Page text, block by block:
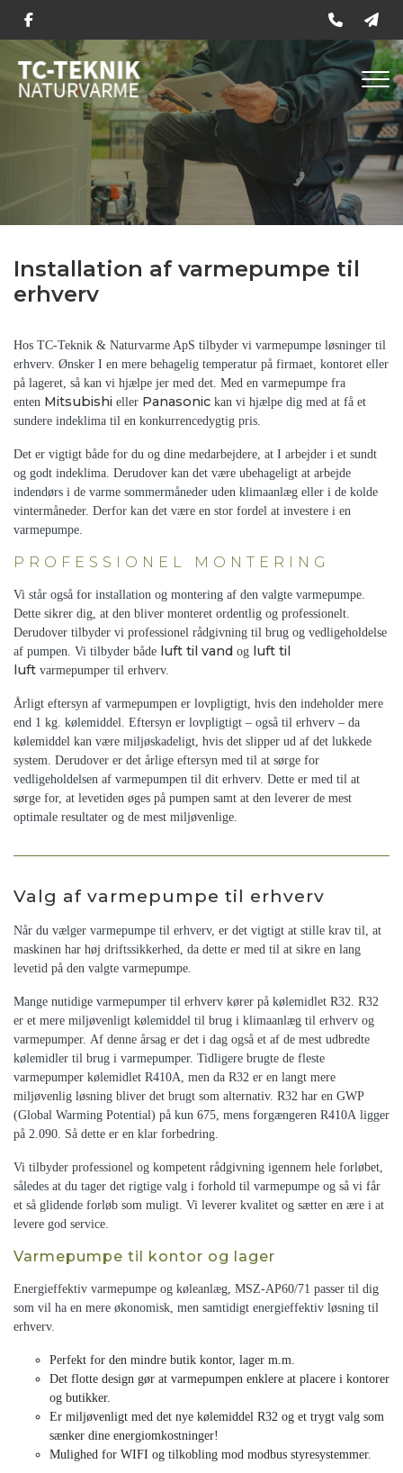
hovedindhold
Installation af varmepumpe til
erhverv
Hos TC-Teknik & Naturvarme ApS tilbyder vi varmepumpe løsninger til
erhverv. Ønsker I en mere behagelig temperatur på firmaet, kontoret eller
på lageret, så kan vi hjælpe jer med det. Med en varmepumpe fra
enten Mitsubishi eller Panasonic kan vi hjælpe dig med at få et
sundere indeklima til en konkurrencedygtig pris.
Det er vigtigt både for du og dine medarbejdere, at I arbejder i et sundt
og godt indeklima. Derudover kan det være ubehageligt at arbejde
indendørs i de varme sommermåneder uden klimaanlæg eller i de kolde
vintermåneder. Derfor kan det være en stor fordel at investere i en
varmepumpe.
PROFESSIONEL MONTERING
Vi står også for installation og montering af den valgte varmepumpe.
Dette sikrer dig, at den bliver monteret ordentlig og professionelt.
Derudover tilbyder vi professionel rådgivning til brug og vedligeholdelse
af pumpen. Vi tilbyder både luft til vand og luft til
luft varmepumper til erhverv.
Årligt eftersyn af varmepumpen er lovpligtigt, hvis den indeholder mere
end 1 kg. kølemiddel. Eftersyn er lovpligtigt – også til erhverv – da
kølemiddel kan være miljøskadeligt, hvis det slipper ud af det lukkede
system. Derudover er det årlige eftersyn med til at sørge for
vedligeholdelsen af varmepumpen til dit erhverv. Dette er med til at
sørge for, at levetiden øges på pumpen samt at den leverer de mest
optimale resultater og de mest miljøvenlige.
Valg af varmepumpe til erhverv
Når du vælger varmepumpe til erhverv, er det vigtigt at stille krav til, at
maskinen har høj driftssikkerhed, da dette er med til at sikre en lang
levetid på den valgte varmepumpe.
Mange nutidige varmepumper til erhverv kører på kølemidlet R32. R32
er et mere miljøvenligt kølemiddel til brug i klimaanlæg til erhverv og
varmepumper. Af denne årsag er det i dag også et af de mest udbredte
kølemidler til brug i varmepumper. Tidligere brugte de fleste
varmepumper kølemidlet R410A, men da R32 er en langt mere
miljøvenlig løsning bliver det brugt som alternativ. R32 har en GWP
(Global Warming Potential) på kun 675, mens forgængeren R410A ligger
på 2.090. Så dette er en klar forbedring.
Vi tilbyder professionel og kompetent rådgivning igennem hele forløbet,
således at du tager det rigtige valg i forhold til varmepumpe og så vi får
et så glidende forløb som muligt. Vi leverer kvalitet og sætter en ære i at
levere god service.
Varmepumpe til kontor og lager
Energieffektiv varmepumpe og køleanlæg, MSZ-AP60/71 passer til dig
som vil ha en mere økonomisk, men samtidigt energieffektiv løsning til
erhverv.
Perfekt for den mindre butik kontor, lager m.m.
Det flotte design gør at varmepumpen enklere at placere i kontorer
og butikker.
Er miljøvenligt med det nye kølemiddel R32 og et trygt valg som
sænker dine energiomkostninger!
Mulighed for WIFI og tilkobling mod modbus styresystemmer.